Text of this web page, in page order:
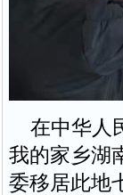
在中华人
我的家乡湖
委移居此地